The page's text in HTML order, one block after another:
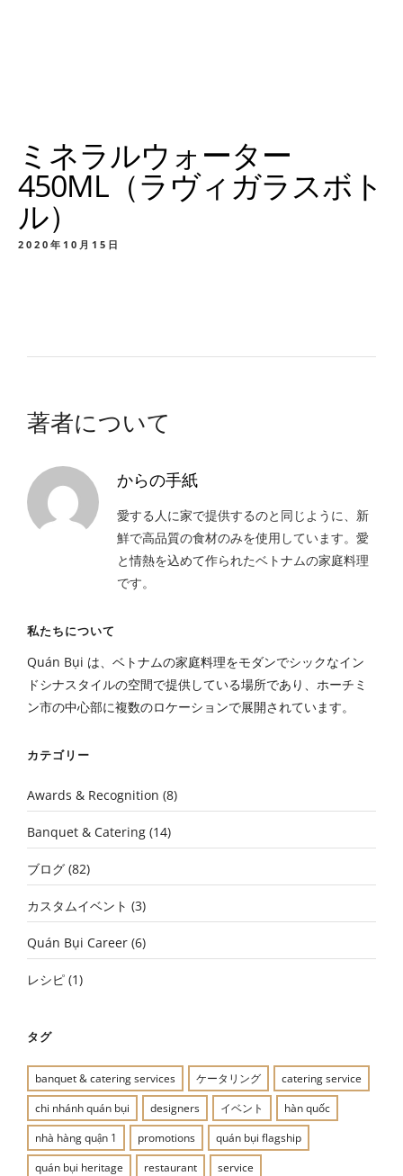
ミネラルウォーター
450ML（ラヴィガラスボト
ル）
2020年10月15日
著者について
からの手紙
愛する人に家で提供するのと同じように、新
鮮で高品質の食材のみを使用しています。愛
と情熱を込めて作られたベトナムの家庭料理
です。
私たちについて
Quán Bụi は、ベトナムの家庭料理をモダンでシックなイン
ドシナスタイルの空間で提供している場所であり、ホーチミ
ン市の中心部に複数のロケーションで展開されています。
カテゴリー
Awards & Recognition (8)
Banquet & Catering (14)
ブログ (82)
カスタムイベント (3)
Quán Bụi Career (6)
レシピ (1)
タグ
banquet & catering services ケータリング
catering service
chi nhánh quán bụi
designers イベント
hàn quốc
nhà hàng quận 1
promotions
quán bụi flagship
quán bụi heritage
restaurant
service